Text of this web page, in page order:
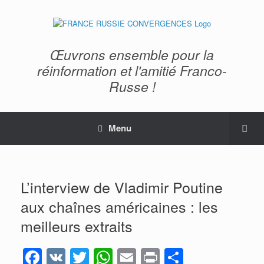
Œuvrons ensemble pour la
réinformation et l'amitié Franco-
Russe !
Menu
L’interview de Vladimir Poutine
aux chaînes américaines : les
meilleurs extraits
F V T W E Pr